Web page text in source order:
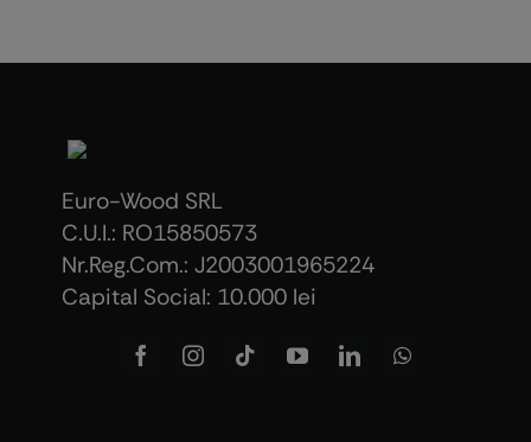
Euro-Wood SRL
C.U.I.: RO15850573
Nr.Reg.Com.: J2003001965224
Capital Social: 10.000 lei